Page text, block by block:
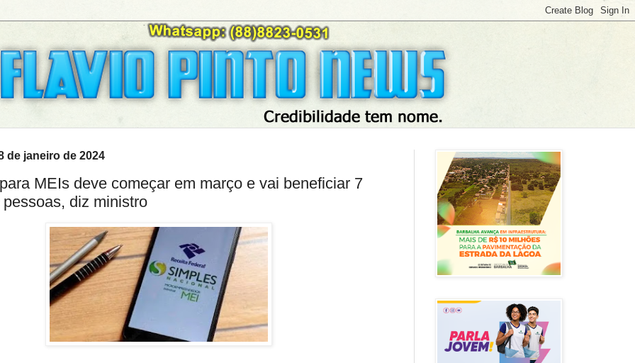
de janeiro de 2024
MEIs deve começar em março e vai beneficiar 7
diz ministro